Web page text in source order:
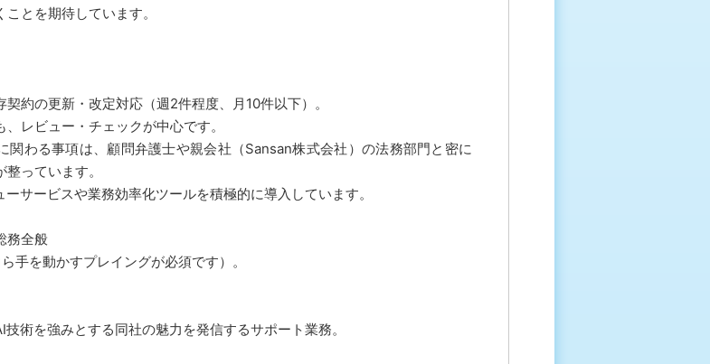
とを期待しています。
約の更新・改定対応（週2件程度、月10件以下）。
レビュー・チェックが中心です。
関わる事項は、顧問弁護士や親会社（Sansan株式会社）の法務部門と密に
っています。
サービスや業務効率化ツールを積極的に導入しています。
務全般
手を動かすプレイングが必須です）。
術を強みとする同社の魅力を発信するサポート業務。